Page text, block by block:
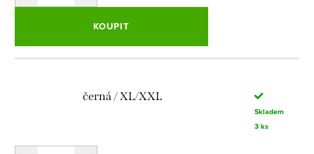
KOUPIT
černá / XL/XXL
Skladem
3 ks